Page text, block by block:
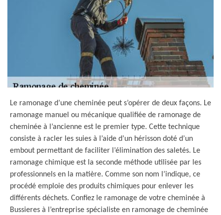
Le ramonage d’une cheminée peut s’opérer de deux façons. Le
ramonage manuel ou mécanique qualifiée de ramonage de
cheminée à l’ancienne est le premier type. Cette technique
consiste à racler les suies à l’aide d’un hérisson doté d’un
embout permettant de faciliter l’élimination des saletés. Le
ramonage chimique est la seconde méthode utilisée par les
professionnels en la matière. Comme son nom l’indique, ce
procédé emploie des produits chimiques pour enlever les
différents déchets. Confiez le ramonage de votre cheminée à
Bussieres à l’entreprise spécialiste en ramonage de cheminée